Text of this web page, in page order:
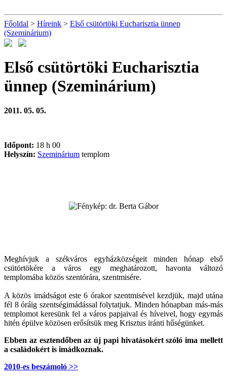
Főoldal > Híreink > Első csütörtöki Eucharisztia ünnep
(Szeminárium)
Első csütörtöki Eucharisztia
ünnep (Szeminárium)
2011. 05. 05.
Időpont: 18 h 00
Helyszín: Szeminárium templom
Meghívjuk a székváros egyházközségeit minden hónap első
csütörtökére a város egy meghatározott, havonta változó
templomába közös szentórára, szentmisére.
A közös imádságot este 6 órakor szentmisével kezdjük, majd utána
fél 8 óráig szentségimádással folytatjuk. Minden hónapban más-más
templomot keresünk fel a város papjaival és híveivel, hogy egymás
hitén épülve közösen erősítsük meg Krisztus iránti hűségünket.
Ebben az esztendőben az új papi hivatásokért szóló ima mellett
a családokért is imádkoznak.
2010-es beszámoló >>